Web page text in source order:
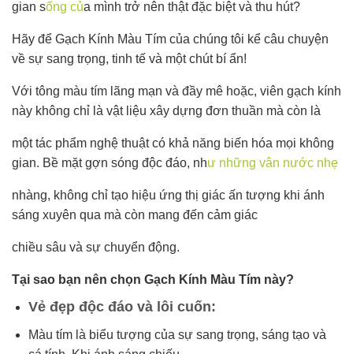
gian sống của mình trở nên thật đặc biệt và thu hút?
Hãy để Gạch Kính Màu Tím của chúng tôi kể câu chuyện
về sự sang trọng, tinh tế và một chút bí ẩn!
Với tông màu tím lãng mạn và đầy mê hoặc, viên gạch kính
này không chỉ là vật liệu xây dựng đơn thuần mà còn là
một tác phẩm nghệ thuật có khả năng biến hóa mọi không
gian. Bề mặt gợn sóng độc đáo, như những vân nước nhẹ
nhàng, không chỉ tạo hiệu ứng thị giác ấn tượng khi ánh
sáng xuyên qua mà còn mang đến cảm giác
chiều sâu và sự chuyển động.
Tại sao bạn nên chọn Gạch Kính Màu Tím này?
Vẻ đẹp độc đáo và lôi cuốn:
Màu tím là biểu tượng của sự sang trọng, sáng tạo và